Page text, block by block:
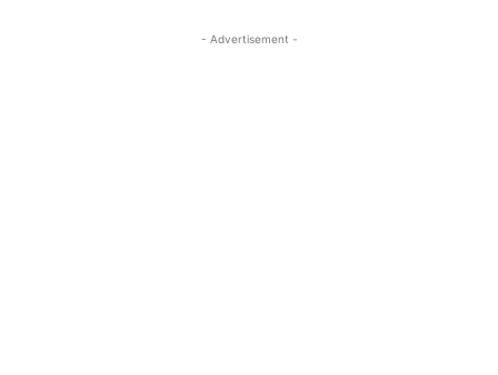
- Advertisement -